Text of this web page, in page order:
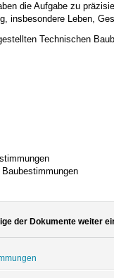
die Aufgabe zu
insbesondere Leben,
Technischen
der Dokumente weiter